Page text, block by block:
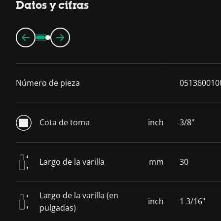
Datos y cifras
Número de pieza
Cota de toma inch 3/8"
Largo de la varilla mm 30
Largo de la varilla (en
pulgadas)
inch 1 3/16"